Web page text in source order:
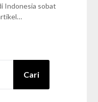
Indonesia sobat
Cari